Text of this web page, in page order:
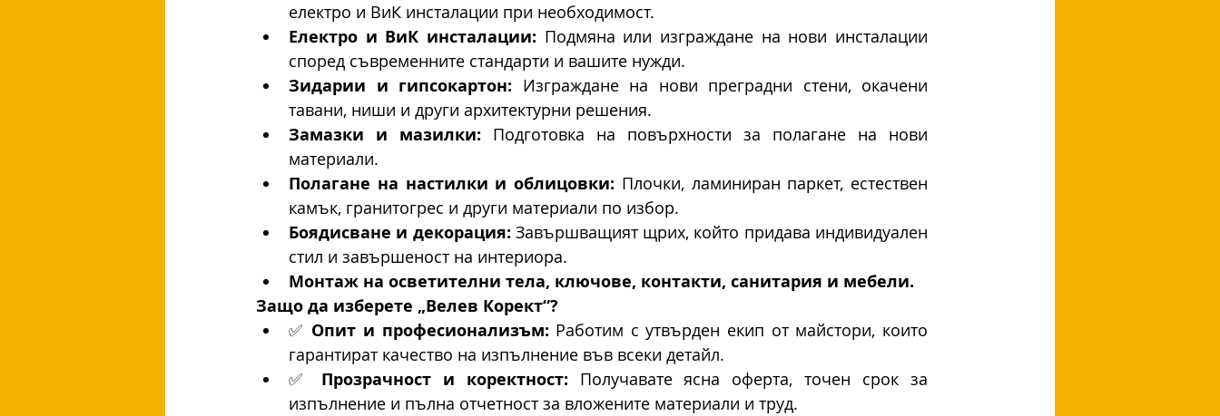
електро и ВиК инсталации при необходимост.
Електро и ВиК инсталации: Подмяна или изграждане на нови инсталации
според съвременните стандарти и вашите нужди.
Зидарии и гипсокартон: Изграждане на нови преградни стени, окачени
тавани, ниши и други архитектурни решения.
Замазки и мазилки: Подготовка на повърхности за полагане на нови
материали.
Полагане на настилки и облицовки: Плочки, ламиниран паркет, естествен
камък, гранитогрес и други материали по избор.
Боядисване и декорация: Завършващият щрих, който придава индивидуален
стил и завършеност на интериора.
Монтаж на осветителни тела, ключове, контакти, санитария и мебели.
Защо да изберете „Велев Корект“?
✅ Опит и професионализъм: Работим с утвърден екип от майстори, които
гарантират качество на изпълнение във всеки детайл.
✅ Прозрачност и коректност: Получавате ясна оферта, точен срок за
изпълнение и пълна отчетност за вложените материали и труд.